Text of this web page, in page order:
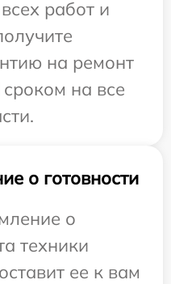
работ и
на ремонт
на все
о готовности
о
техники
ее к вам